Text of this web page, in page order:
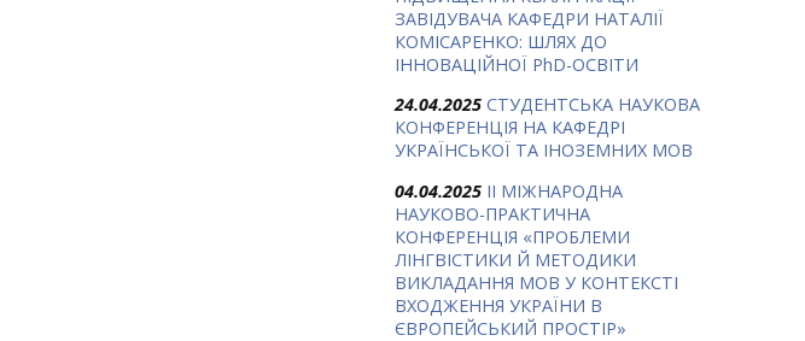
ЗАВІДУВАЧА КАФЕДРИ НАТАЛІЇ
КОМІСАРЕНКО: ШЛЯХ ДО
ІННОВАЦІЙНОЇ PhD-ОСВІТИ
24.04.2025 СТУДЕНТСЬКА НАУКОВА
КОНФЕРЕНЦІЯ НА КАФЕДРІ
УКРАЇНСЬКОЇ ТА ІНОЗЕМНИХ МОВ
04.04.2025 ІІ МІЖНАРОДНА
НАУКОВО-ПРАКТИЧНА
КОНФЕРЕНЦІЯ «ПРОБЛЕМИ
ЛІНГВІСТИКИ Й МЕТОДИКИ
ВИКЛАДАННЯ МОВ У КОНТЕКСТІ
ВХОДЖЕННЯ УКРАЇНИ В
ЄВРОПЕЙСЬКИЙ ПРОСТІР»